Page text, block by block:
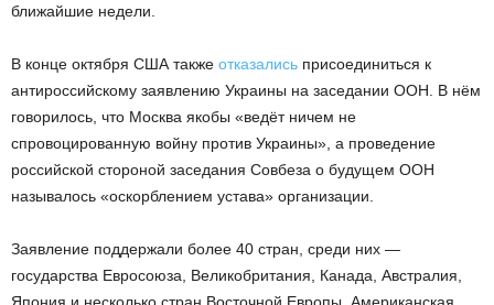
ближайшие недели.
В конце октября США также отказались присоединиться к
антироссийскому заявлению Украины на заседании ООН. В нём
говорилось, что Москва якобы «ведёт ничем не
спровоцированную войну против Украины», а проведение
российской стороной заседания Совбеза о будущем ООН
называлось «оскорблением устава» организации.
Заявление поддержали более 40 стран, среди них —
государства Евросоюза, Великобритания, Канада, Австралия,
Япония и несколько стран Восточной Европы. Американская